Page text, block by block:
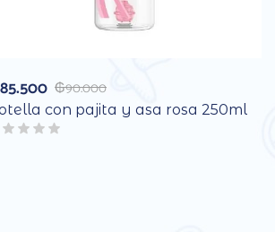
₲90.000
85.500
con pajita y asa rosa 250ml